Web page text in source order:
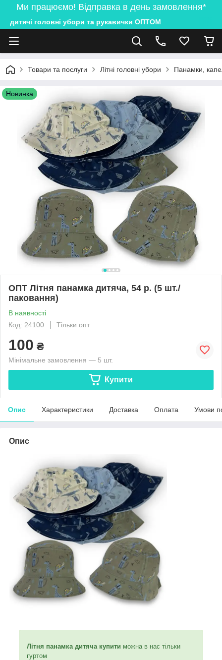
Ми працюємо! Відправка в день замовлення*
дитячі головні убори та рукавички ОПТОМ
Товари та послуги Літні головні убори Панамки,
Новинка
ОПТ Літня панамка дитяча, 54 р. (5 шт./
паковання)
В наявності
Код: 24100
Тільки опт
100 ₴
Мінімальне замовлення — 5 шт.
Купити
Опис Характеристики Доставка Оплата Умови
Опис
Літня панамка дитяча купити можна в нас тільки
гуртом